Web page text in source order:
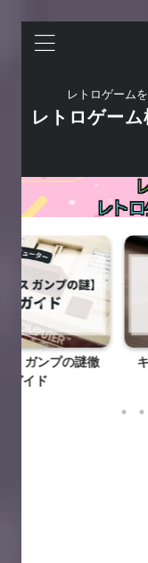
レトロゲーム
レトロゲー
ンプの謎徹
ド
キン